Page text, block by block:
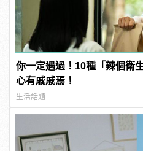
你一定遇過！10種「辣個衛
心有戚戚焉！
生活話題